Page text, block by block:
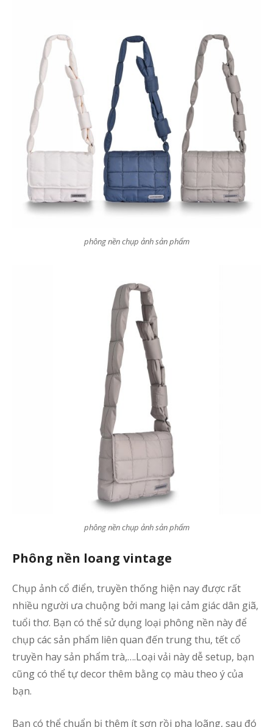
phông nền chụp ảnh sản phẩm
phông nền chụp ảnh sản phẩm
Phông nền loang vintage
Chụp ảnh cổ điển, truyền thống hiện nay được rất
nhiều người ưa chuộng bởi mang lại cảm giác dân giã,
tuổi thơ. Bạn có thể sử dụng loại phông nền này để
chụp các sản phẩm liên quan đến trung thu, tết cổ
truyền hay sản phẩm trà,….Loại vải này dễ setup, bạn
cũng có thể tự decor thêm bằng cọ màu theo ý của
bạn.
Bạn có thể chuẩn bị thêm ít sơn rồi pha loãng, sau đó